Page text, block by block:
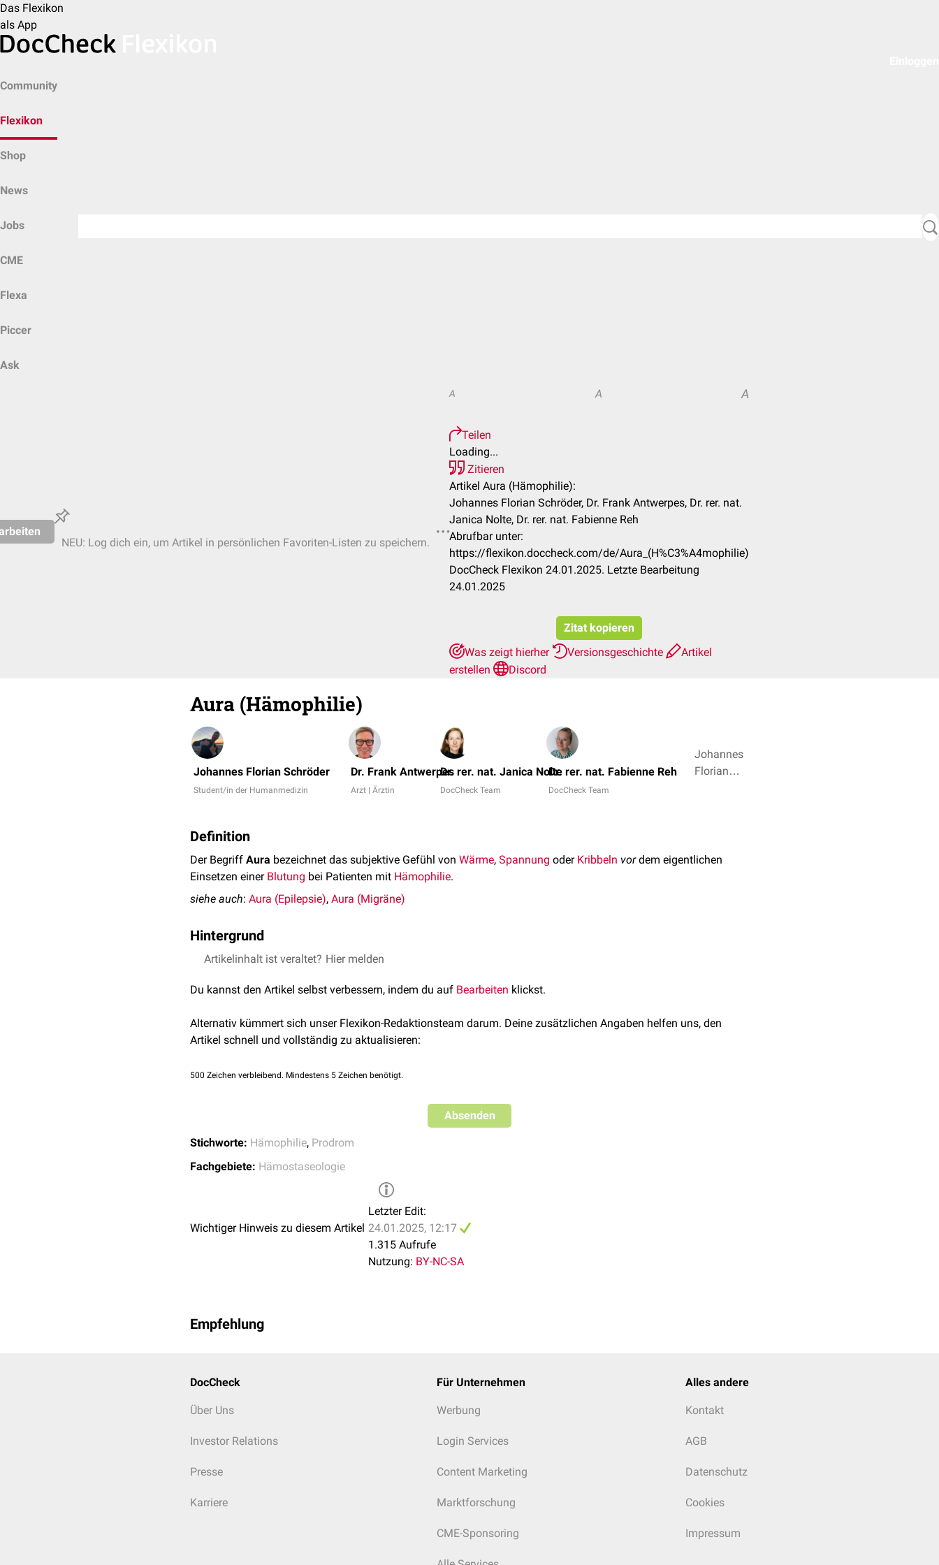
Das Flexikon
als App
Community
Flexikon
Shop
News
Jobs
CME
Flexa
Piccer
Ask
NEU: Log dich ein, um Artikel in persönlichen Favoriten-Listen zu speichern.
A A A
Teilen
Loading...
Zitieren
Artikel Aura (Hämophilie):
Johannes Florian Schröder, Dr. Frank Antwerpes, Dr. rer. nat.
Janica Nolte, Dr. rer. nat. Fabienne Reh
Abrufbar unter:
https://flexikon.doccheck.com/de/Aura_(H%C3%A4mophilie)
DocCheck Flexikon 24.01.2025. Letzte Bearbeitung
24.01.2025
Zitat kopieren
Was zeigt hierher
Versionsgeschichte
Artikel
erstellen
Discord
Aura (Hämophilie)
Johannes Florian Schröder
Student/in der Humanmedizin
Dr. Frank Antwerpes
Arzt | Ärztin
Dr. rer. nat. Janica Nolte
DocCheck Team
Dr. rer. nat. Fabienne Reh
DocCheck Team
Johannes
Florian
Definition
Der Begriff Aura bezeichnet das subjektive Gefühl von Wärme, Spannung oder Kribbeln vordem eigentlichen
Einsetzen einer Blutung bei Patienten mit Hämophilie.
siehe auch: Aura (Epilepsie), Aura (Migräne)
Hintergrund
Eine Aura geht objektivenklinischenSymptomen einer Blutung wie
Gerinnungsfaktoren.
Artikelinhalt ist veraltet? Hier melden
Du kannst den Artikel selbst verbessern, indem du auf Bearbeiten klickst.
Alternativ kümmert sich unser Flexikon-Redaktionsteam darum. Deine zusätzlichen Angaben helfen uns, den
Artikel schnell und vollständig zu aktualisieren:
500 Zeichen verbleibend. Mindestens 5 Zeichen benötigt.
Absenden
Stichworte: Hämophilie, Prodrom
Fachgebiete: Hämostaseologie
Wichtiger Hinweis zu diesem Artikel
Letzter Edit:
24.01.2025, 12:17
1.315 Aufrufe
Nutzung: BY-NC-SA
Empfehlung
DocCheck
Über Uns
Investor Relations
Presse
Karriere
Für Unternehmen
Werbung
Login Services
Content Marketing
Marktforschung
CME-Sponsoring
Alles andere
Kontakt
AGB
Datenschutz
Cookies
Impressum